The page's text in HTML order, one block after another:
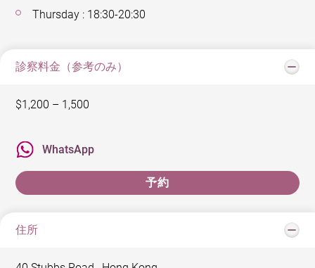
Thursday : 18:30-20:30
診察料金（参考のみ）
$1,200 – 1,500
WhatsApp
予約
住所